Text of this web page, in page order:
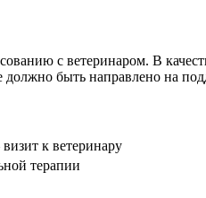
с ветеринаром. В
быть направлено на
к ветеринару
терапии